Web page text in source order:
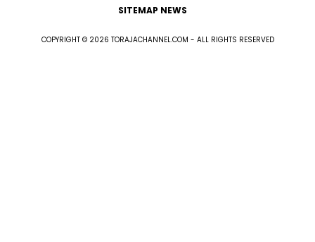
SITEMAP NEWS
COPYRIGHT © 2026 TORAJACHANNEL.COM - ALL RIGHTS RESERVED